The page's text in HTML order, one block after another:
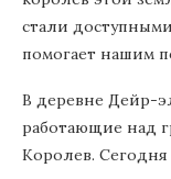
стали
помогает нашим
В деревне Дейр-
работающие над
Королев.